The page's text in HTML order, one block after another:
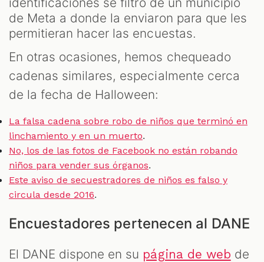
de Meta a donde la enviaron para que les
permitieran hacer las encuestas.
En otras ocasiones, hemos chequeado
cadenas similares, especialmente cerca
de la fecha de Halloween:
La falsa cadena sobre robo de niños que terminó en
linchamiento y en un muerto.
No, los de las fotos de Facebook no están robando
niños para vender sus órganos.
Este aviso de secuestradores de niños es falso y
circula desde 2016.
Encuestadores pertenecen al DANE
El DANE dispone en su página de web de